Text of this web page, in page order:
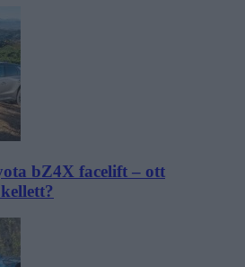
bZ4X facelift – ott